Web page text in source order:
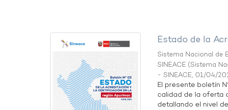
Estado de la
Sistema Nacional de
SINEACE (Sistema
- SINEACE, 01/04/
El presente boletín
calidad de la oferta
detallando el nivel